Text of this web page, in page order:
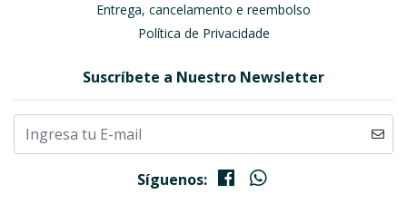
Entrega, cancelamento e reembolso
Política de Privacidade
Suscríbete a Nuestro Newsletter
Síguenos: